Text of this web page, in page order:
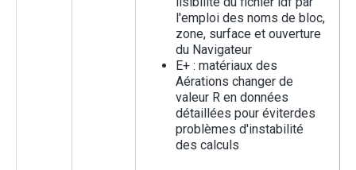
l'emploi des noms de bloc,
zone, surface et ouverture
du Navigateur
E+ : matériaux des
Aérations changer de
valeur R en données
détaillées pour éviterdes
problèmes d'instabilité
des calculs